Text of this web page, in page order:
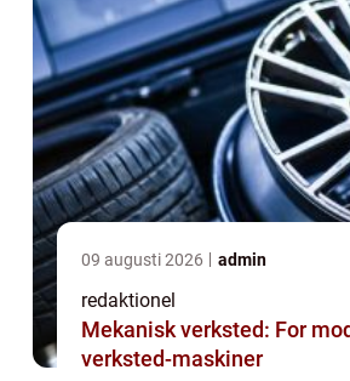
09 augusti 2026 admin
redaktionel
Mekanisk verksted: For
verksted-maskiner